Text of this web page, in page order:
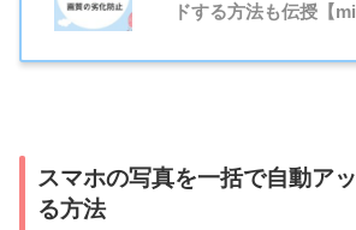
ドする方法も伝授【
スマホの写真を一括で自動ア
る方法